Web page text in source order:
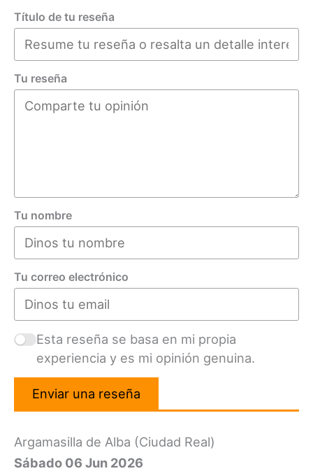
Título de tu reseña
Tu reseña
Tu nombre
Tu correo electrónico
Esta reseña se basa en mi propia
experiencia y es mi opinión genuina.
Enviar una reseña
Argamasilla de Alba (Ciudad Real)
Sábado 06 Jun 2026